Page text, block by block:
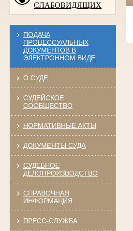
СЛАБОВИДЯЩИХ
ПОДАЧА
ПРОЦЕССУАЛЬНЫХ
ДОКУМЕНТОВ В
ЭЛЕКТРОННОМ ВИДЕ
О СУДЕ
СУДЕЙСКОЕ
СООБЩЕСТВО
НОРМАТИВНЫЕ АКТЫ
ДОКУМЕНТЫ СУДА
СУДЕБНОЕ
ДЕЛОПРОИЗВОДСТВО
СПРАВОЧНАЯ
ИНФОРМАЦИЯ
ПРЕСС-СЛУЖБА